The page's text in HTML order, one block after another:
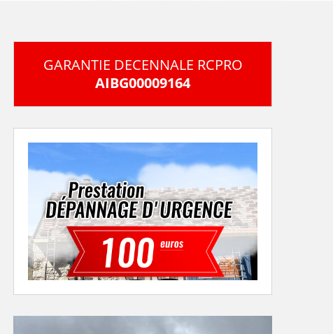
GARANTIE DECENNALE RCPRO
AIBG00009164